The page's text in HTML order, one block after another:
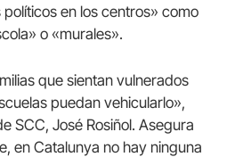
en los centros» como
o «murales».
que sientan vulnerados
puedan vehicularlo»,
SCC, José Rosiñol. Asegura
en Catalunya no hay ninguna